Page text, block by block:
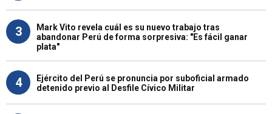
3
Mark Vito revela cuál es su nuevo trabajo tras
abandonar Perú de forma sorpresiva: "Es fácil ganar
plata"
4
Ejército del Perú se pronuncia por suboficial armado
detenido previo al Desfile Cívico Militar